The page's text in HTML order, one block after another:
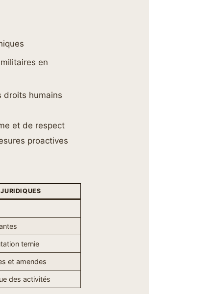
en
droits humains
et de respect
proactives
ternie
et amendes
des activités